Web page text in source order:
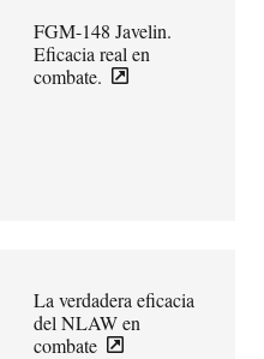
FGM-148 Javelin.
Eficacia real en
combate.
La verdadera eficacia
del NLAW en
combate